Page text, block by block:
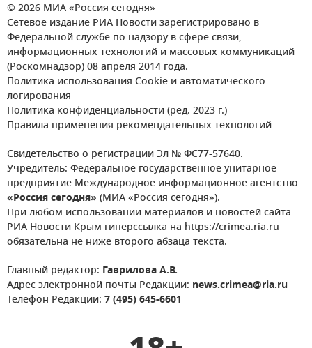
© 2026 МИА «Россия сегодня»
Сетевое издание РИА Новости зарегистрировано в
Федеральной службе по надзору в сфере связи,
информационных технологий и массовых коммуникаций
(Роскомнадзор) 08 апреля 2014 года.
Политика использования Cookie и автоматического
логирования
Политика конфиденциальности (ред. 2023 г.)
Правила применения рекомендательных технологий
Свидетельство о регистрации Эл № ФС77-57640.
Учредитель: Федеральное государственное унитарное
предприятие Международное информационное агентство
«Россия сегодня» (МИА «Россия сегодня»).
При любом использовании материалов и новостей сайта
РИА Новости Крым гиперссылка на https://crimea.ria.ru
обязательна не ниже второго абзаца текста.
Главный редактор: Гаврилова А.В.
Адрес электронной почты Редакции: news.crimea@ria.ru
Телефон Редакции: 7 (495) 645-6601